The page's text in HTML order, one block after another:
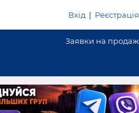
Вхід | Реєстрація
Заявки на продаж